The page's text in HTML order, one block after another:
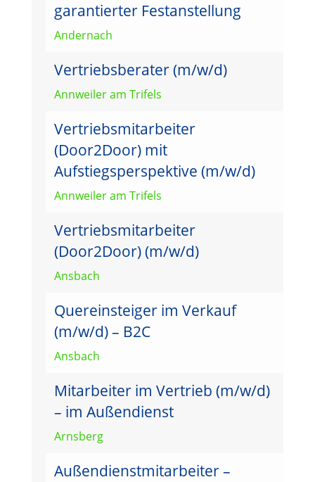
garantierter Festanstellung
Andernach
Vertriebsberater (m/w/d)
Annweiler am Trifels
Vertriebsmitarbeiter
(Door2Door) mit
Aufstiegsperspektive (m/w/d)
Annweiler am Trifels
Vertriebsmitarbeiter
(Door2Door) (m/w/d)
Ansbach
Quereinsteiger im Verkauf
(m/w/d) – B2C
Ansbach
Mitarbeiter im Vertrieb (m/w/d)
– im Außendienst
Arnsberg
Außendienstmitarbeiter –